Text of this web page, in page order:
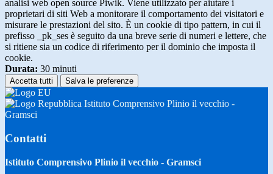
analisi web open source Piwik. Viene utilizzato per aiutare i
proprietari di siti Web a monitorare il comportamento dei visitatori e
misurare le prestazioni del sito. È un cookie di tipo pattern, in cui il
prefisso _pk_ses è seguito da una breve serie di numeri e lettere, che
si ritiene sia un codice di riferimento per il dominio che imposta il
cookie.
Durata: 30 minuti
Accetta tutti Salva le preferenze
Istituto Comprensivo Plinio il vecchio -
Gramsci
Contatti
Istituto Comprensivo Plinio il vecchio - Gramsci